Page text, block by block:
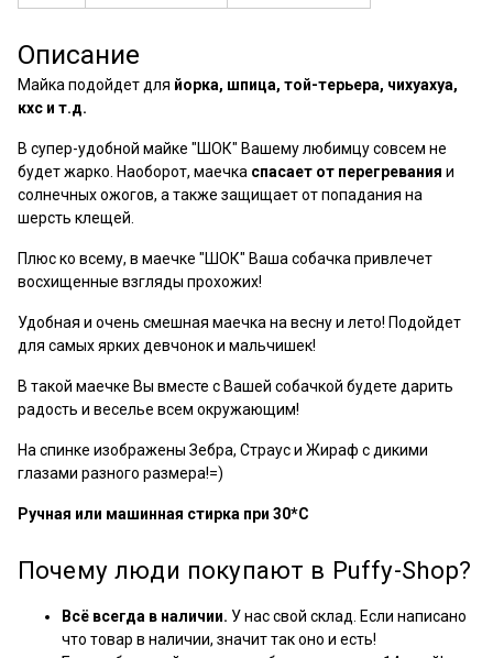
Описание
Майка подойдет для йорка, шпица, той-терьера, чихуахуа,
кхс и т.д.
В супер-удобной майке "ШОК" Вашему любимцу совсем не
будет жарко. Наоборот, маечка спасает от перегревания и
солнечных ожогов, а также защищает от попадания на
шерсть клещей.
Плюс ко всему, в маечке "ШОК" Ваша собачка привлечет
восхищенные взгляды прохожих!
Удобная и очень смешная маечка на весну и лето! Подойдет
для самых ярких девчонок и мальчишек!
В такой маечке Вы вместе с Вашей собачкой будете дарить
радость и веселье всем окружающим!
На спинке изображены Зебра, Страус и Жираф с дикими
глазами разного размера!=)
Ручная или машинная стирка при 30*С
Почему люди покупают в Puffy-Shop?
Всё всегда в наличии. У нас свой склад. Если написано
что товар в наличии, значит так оно и есть!